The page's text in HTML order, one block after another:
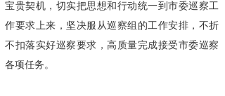
宝贵契机，切实把思想和行动统一到市委巡察工
作要求上来，坚决服从巡察组的工作安排，不折
不扣落实好巡察要求，高质量完成接受市委巡察
各项任务。